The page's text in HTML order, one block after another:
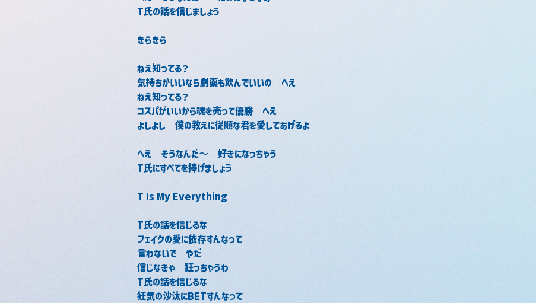
T氏の話を信じましょう
きらきら
ねえ知ってる？
気持ちがいいなら劇薬も飲んでいいの　へえ
ねえ知ってる？
コスパがいいから魂を売って優勝　へえ
よしよし　僕の教えに従順な君を愛してあげるよ
へえ　そうなんだ〜　好きになっちゃう
T氏にすべてを捧げましょう
T Is My Everything
T氏の話を信じるな
フェイクの愛に依存すんなって
言わないで　やだ
信じなきゃ　狂っちゃうわ
T氏の話を信じるな
狂気の沙汰にBETすんなって